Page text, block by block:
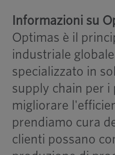
Informazioni su
Optimas è il
industriale
specializzato in
supply chain per
migliorare
prendiamo cura
clienti possano